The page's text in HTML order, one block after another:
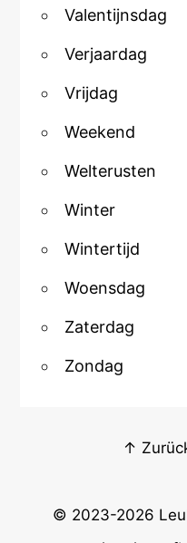
Valentijnsdag
Verjaardag
Vrijdag
Weekend
Welterusten
Winter
Wintertijd
Woensdag
Zaterdag
Zondag
↑
© 2023-2026